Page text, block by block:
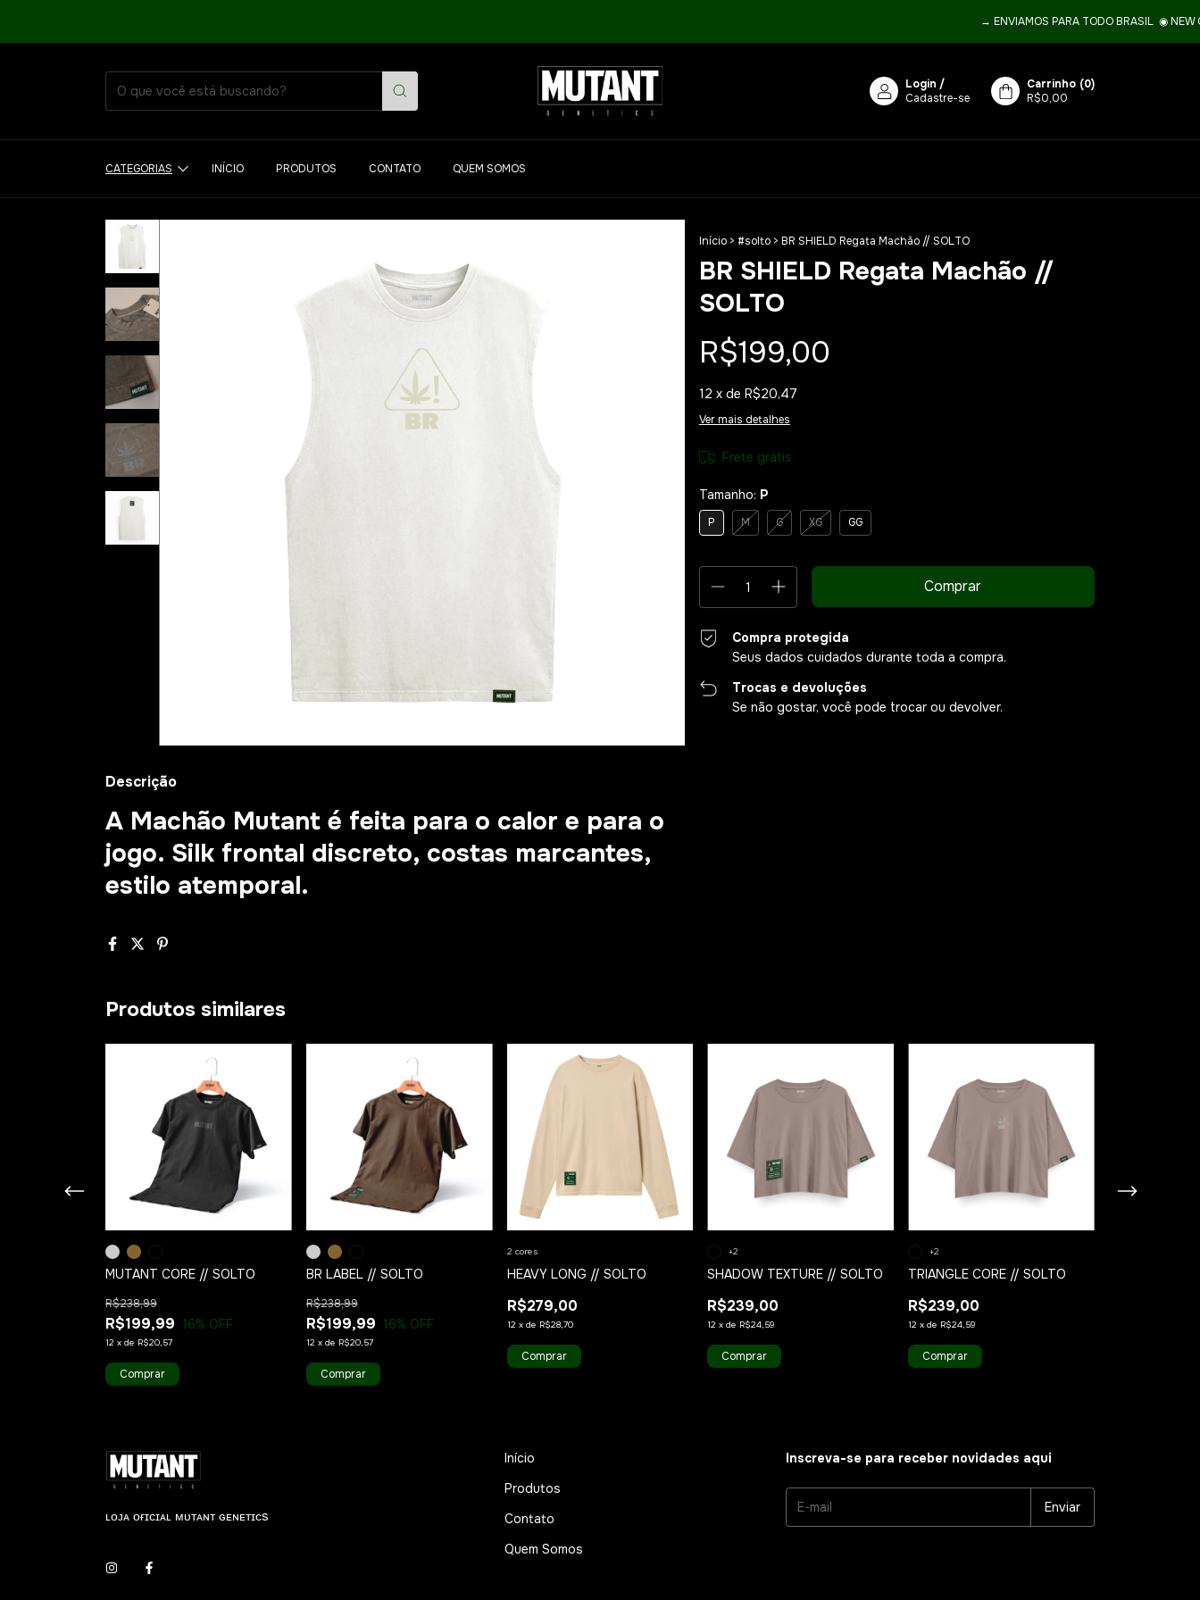
→ ENVIAMOS PARA TODO BRASIL ­ ◉ NEW
Login /
Cadastre-se
Carrinho (0)
R$0,00
CATEGORIAS INÍCIO PRODUTOS CONTATO QUEM SOMOS
Início > #solto > BR SHIELD Regata Machão // SOLTO
BR SHIELD Regata Machão //
SOLTO
R$199,00
12 x de R$20,47
Ver mais detalhes
Frete grátis
Tamanho: P
P M G XG GG
Compra protegida
Seus dados cuidados durante toda a compra.
Trocas e devoluções
Se não gostar, você pode trocar ou devolver.
Descrição
A Machão Mutant é feita para o calor e para o
jogo. Silk frontal discreto, costas marcantes,
estilo atemporal.
Produtos similares
MUTANT CORE // SOLTO
R$199,99
R$238,99
16% OFF
12 x de R$20,57
Comprar
BR LABEL // SOLTO
R$199,99
R$238,99
16% OFF
12 x de R$20,57
Comprar
HEAVY LONG // SOLTO
R$279,00
12 x de R$28,70
2 cores
Comprar
SHADOW TEXTURE // SOLTO
R$239,00
12 xde R$24,59
+2
Comprar
TRIANGLE CORE // SOLTO
R$239,00
12 xde R$24,59
+2
Comprar
ʟᴏᴊᴀ ᴏғɪᴄɪᴀʟ ᴍᴜᴛᴀɴᴛ ɢᴇɴᴇᴛɪᴄs
Início
Produtos
Contato
Quem Somos
Inscreva-se para receber novidades aqui